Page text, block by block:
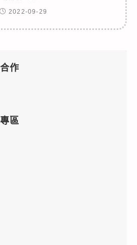
2022-09-29
作
區